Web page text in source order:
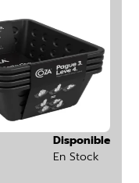
Disponible
En Stock